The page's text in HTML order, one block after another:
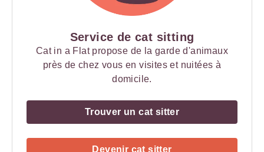
Service de cat sitting
Cat in a Flat propose de la garde d'animaux
près de chez vous en visites et nuitées à
domicile.
Trouver un cat sitter
Devenir cat sitter